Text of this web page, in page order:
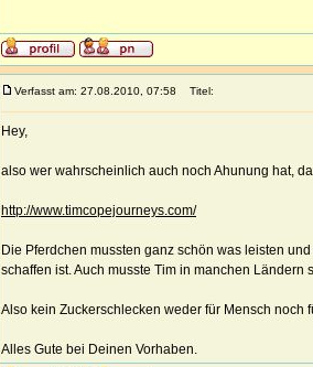
Verfasst am: 27.08.2010, 07:58 Titel:
Hey,
also wer wahrscheinlich auch noch Ahunung hat,
http://www.timcopejourneys.com/
Die Pferdchen mussten ganz schön was leisten
schaffen ist. Auch musste Tim in manchen
Also kein Zuckerschlecken weder für Mensch noch
Alles Gute bei Deinen Vorhaben.